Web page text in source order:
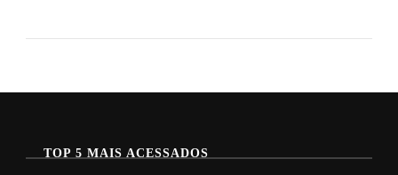
TOP 5 MAIS ACESSADOS